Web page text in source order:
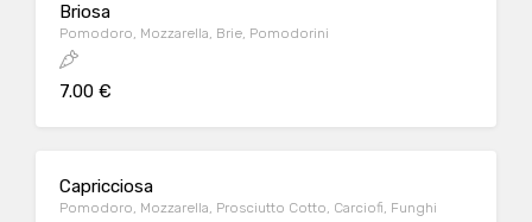
Briosa
Pomodoro, Mozzarella, Brie, Pomodorini
7.00 €
Capricciosa
Pomodoro, Mozzarella, Prosciutto Cotto, Carciofi, Funghi